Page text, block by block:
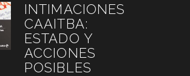
INTIMACIONES
CAAITBA:
ESTADO Y
ACCIONES
POSIBLES